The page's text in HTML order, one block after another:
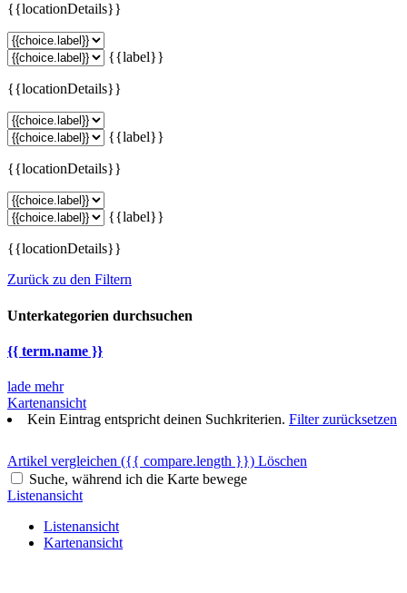
{{locationDetails}}
{{label}}
{{locationDetails}}
{{label}}
{{locationDetails}}
{{label}}
{{locationDetails}}
Zurück zu den Filtern
Unterkategorien durchsuchen
{{ term.name }}
lade mehr
Kartenansicht
Kein Eintrag entspricht deinen Suchkriterien. Filter zurücksetzen
Artikel vergleichen ({{ compare.length }}) Löschen
Suche, während ich die Karte bewege
Listenansicht
Listenansicht
Kartenansicht